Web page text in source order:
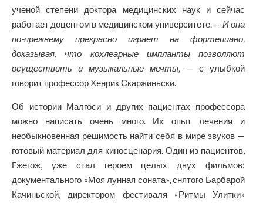
ученой степени доктора медицинских наук и сейчас
работает доцентом в медицинском университете. — И она
по-прежнему прекрасно играет на фортепиано,
доказывая, что кохлеарные импланты позволяют
осуществить и музыкальные мечты, — с улыбкой
говорит профессор Хенрик Скаржиньски.
Об истории Малгоси и других пациентах профессора
можно написать очень много. Их опыт лечения и
необыкновенная решимость найти себя в мире звуков —
готовый материал для киносценария. Один из пациентов,
Гжегож, уже стал героем целых двух фильмов:
документального «Моя лунная соната», снятого Барбарой
Качиньской, директором фестиваля «Ритмы Улитки»